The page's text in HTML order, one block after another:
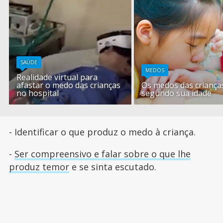
SAÚDE
Realidade virtual para
afastar o medo das crianças
no hospital
MEDOS
Os medos das
segundo sua idade
- Identificar o que produz o medo à criança.
- Ser compreensivo e falar sobre o que lhe
produz temore se sinta escutado.